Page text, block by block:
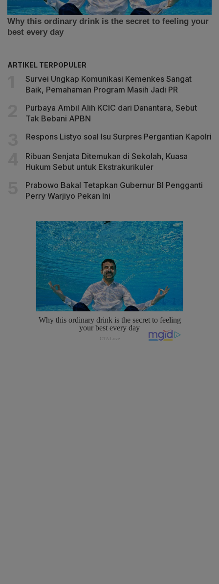
ARTIKEL TERPOPULER
Survei Ungkap Komunikasi Kemenkes Sangat
Baik, Pemahaman Program Masih Jadi PR
Purbaya Ambil Alih KCIC dari Danantara, Sebut
Tak Bebani APBN
Respons Listyo soal Isu Surpres Pergantian Kapolri
Ribuan Senjata Ditemukan di Sekolah, Kuasa
Hukum Sebut untuk Ekstrakurikuler
Prabowo Bakal Tetapkan Gubernur BI Pengganti
Perry Warjiyo Pekan Ini